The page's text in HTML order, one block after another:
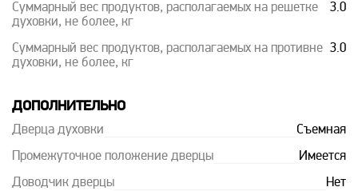
Суммарный вес продуктов, располагаемых на решетке
духовки, не более, кг
3.0
Суммарный вес продуктов, располагаемых на противне
духовки, не более, кг
3.0
ДОПОЛНИТЕЛЬНО
Дверца духовки Съемная
Промежуточное положение дверцы Имеется
Доводчик дверцы Нет